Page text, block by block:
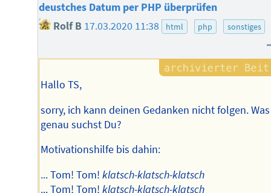
deustches Datum per PHP überprüfen
Rolf B 17.03.2020 11:38 html php sonstiges
Hallo TS,
sorry, ich kann deinen Gedanken nicht folgen. Was
genau suchst Du?
Motivationshilfe bis dahin:
... Tom! Tom!klatsch-klatsch-klatsch
... Tom! Tom!klatsch-klatsch-klatsch